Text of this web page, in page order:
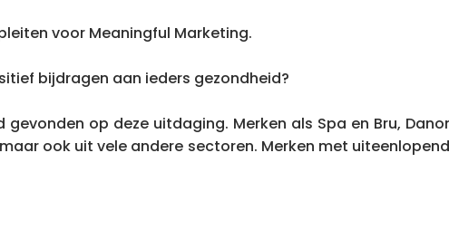
voor Meaningful Marketing.
bijdragen aan ieders gezondheid?
op deze uitdaging. Merken als Spa en Bru,
ook uit vele andere sectoren. Merken met